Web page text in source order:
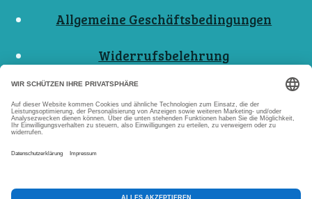
Allgemeine Geschäftsbedingungen
Widerrufsbelehrung
Nutzungsbedingungen
Datenschutzerklärungen
Abo Kündigen